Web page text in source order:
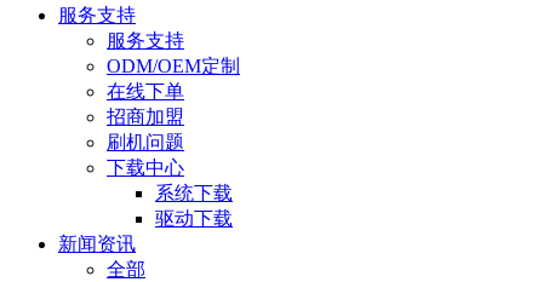
服务支持
服务支持
ODM/OEM定制
在线下单
招商加盟
刷机问题
下载中心
系统下载
驱动下载
新闻资讯
全部